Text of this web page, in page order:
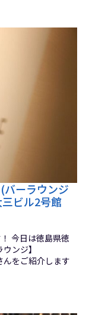
バーラウンジ
ビル2号館
今日は徳島県徳
ンジ】
をご紹介します